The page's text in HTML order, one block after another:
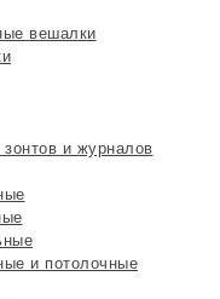
вешалки
и журналов
и потолочные